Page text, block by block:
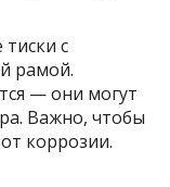
с
рамой.
— они могут
Важно, чтобы
коррозии.